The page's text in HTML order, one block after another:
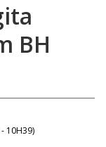
BH
10H39)